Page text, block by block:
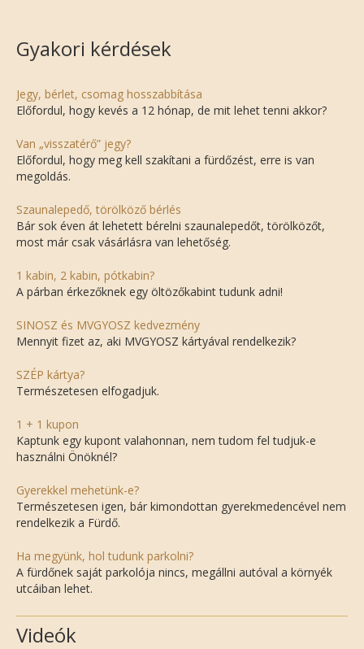
Gyakori kérdések
Jegy, bérlet, csomag hosszabbítása
Előfordul, hogy kevés a 12 hónap, de mit lehet tenni akkor?
Van „visszatérő” jegy?
Előfordul, hogy meg kell szakítani a fürdőzést, erre is van
megoldás.
Szaunalepedő, törölköző bérlés
Bár sok éven át lehetett bérelni szaunalepedőt, törölközőt,
most már csak vásárlásra van lehetőség.
1 kabin, 2 kabin, pótkabin?
A párban érkezőknek egy öltözőkabint tudunk adni!
SINOSZ és MVGYOSZ kedvezmény
Mennyit fizet az, aki MVGYOSZ kártyával rendelkezik?
SZÉP kártya?
Természetesen elfogadjuk.
1 + 1 kupon
Kaptunk egy kupont valahonnan, nem tudom fel tudjuk-e
használni Önöknél?
Gyerekkel mehetünk-e?
Természetesen igen, bár kimondottan gyerekmedencével nem
rendelkezik a Fürdő.
Ha megyünk, hol tudunk parkolni?
A fürdőnek saját parkolója nincs, megállni autóval a környék
utcáiban lehet.
Videók